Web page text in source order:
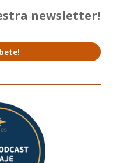
newsletter!